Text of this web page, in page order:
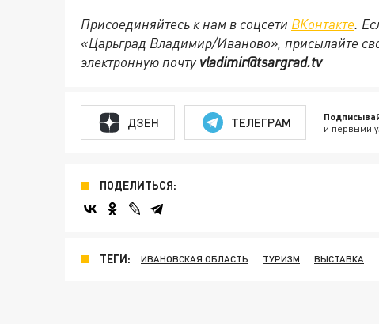
Присоединяйтесь к нам в соцсети ВКонтакте.
«Царьград Владимир/Иваново», присылайте
электронную почту vladimir@tsargrad.tv
ДЗЕН ТЕЛЕГРАМ и первыми
ПОДЕЛИТЬСЯ:
ТЕГИ: ИВАНОВСКАЯ ОБЛАСТЬ ТУРИЗМ ВЫСТАВКА